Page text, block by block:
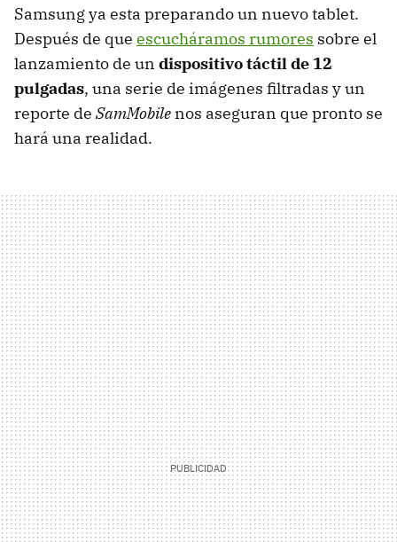
Samsung ya esta preparando un nuevo tablet.
Después de que escucháramos rumores sobre el
lanzamiento de un dispositivo táctil de 12
pulgadas, una serie de imágenes filtradas y un
reporte de SamMobile nos aseguran que pronto se
hará una realidad.